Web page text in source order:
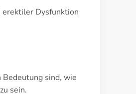
erektiler Dysfunktion
sind, wie
sein.